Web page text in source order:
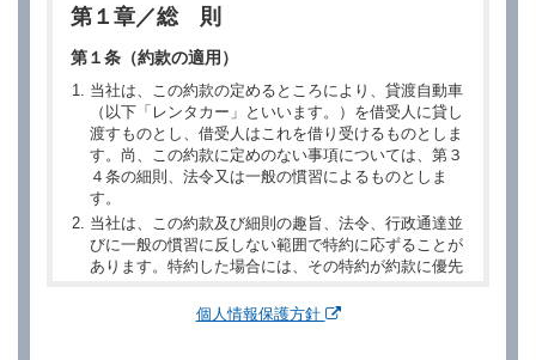
第１章／総 則
第１条（約款の適用）
当社は、この約款の定めるところにより、貸渡自動車
（以下「レンタカー」といいます。）を借受人に貸し
渡すものとし、借受人はこれを借り受けるものとしま
す。尚、この約款に定めのない事項については、第３
４条の細則、法令又は一般の慣習によるものとしま
す。
当社は、この約款及び細則の趣旨、法令、行政通達並
びに一般の慣習に反しない範囲で特約に応ずることが
あります。特約した場合には、その特約が約款に優先
個人情報保護方針